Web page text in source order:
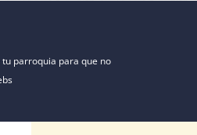
parroquia para que no